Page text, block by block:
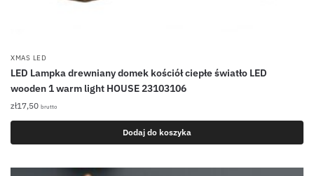
XMAS LED
LED Lampka drewniany domek kościół ciepłe światło LED
wooden 1 warm light HOUSE 23103106
zł17,50 brutto
Dodaj do koszyka